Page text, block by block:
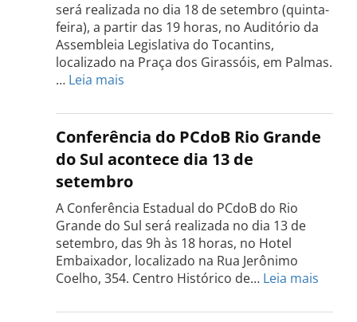
será realizada no dia 18 de setembro (quinta-
feira), a partir das 19 horas, no Auditório da
Assembleia Legislativa do Tocantins,
localizado na Praça dos Girassóis, em Palmas.
… Leia mais
Estadual
do
PCdoB
Tocantins
será
realizada
dia
18
de
setembro
Conferência do PCdoB Rio Grande
do Sul acontece dia 13 de
setembro
A Conferência Estadual do PCdoB do Rio
Grande do Sul será realizada no dia 13 de
setembro, das 9h às 18 horas, no Hotel
Embaixador, localizado na Rua Jerônimo
Coelho, 354. Centro Histórico de… Leia mais
do